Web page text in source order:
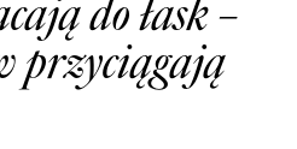
do łask –
przyciągają